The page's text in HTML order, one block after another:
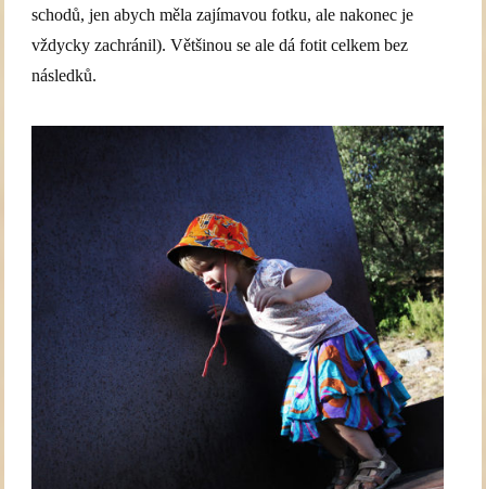
schodů, jen abych měla zajímavou fotku, ale nakonec je
vždycky zachránil). Většinou se ale dá fotit celkem bez
následků.